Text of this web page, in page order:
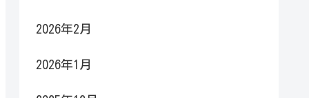
2026年2月
2026年1月